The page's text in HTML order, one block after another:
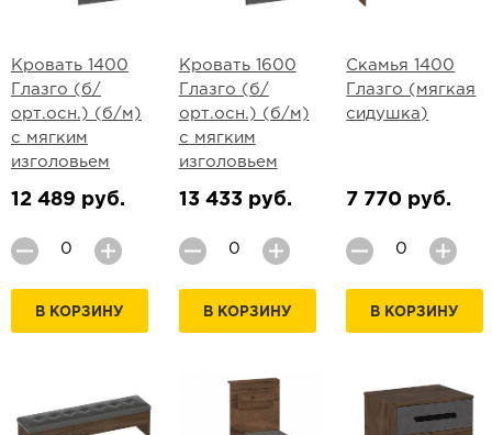
Кровать 1400
Глазго (б/
орт.осн.) (б/м)
с мягким
изголовьем
12 489 руб.
В КОРЗИНУ
Кровать 1600
Глазго (б/
орт.осн.) (б/м)
с мягким
изголовьем
13 433 руб.
В КОРЗИНУ
Скамья 1400
Глазго (мягкая
сидушка)
7 770 руб.
В КОРЗИНУ